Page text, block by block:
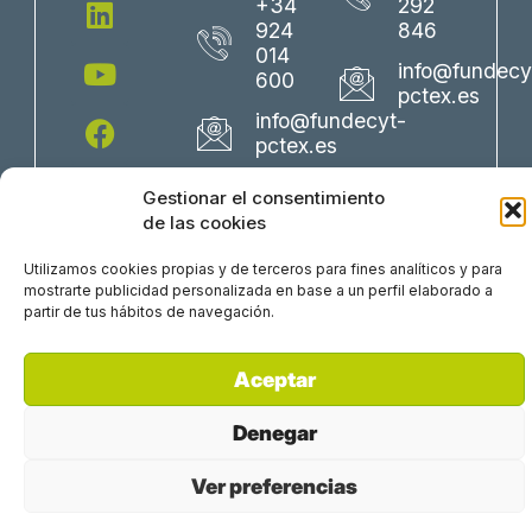
Gestionar el consentimiento
de las cookies
Utilizamos cookies propias y de terceros para fines analíticos y para
mostrarte publicidad personalizada en base a un perfil elaborado a
partir de tus hábitos de navegación.
Aceptar
Denegar
Ver preferencias
w
i
t
t
e
r
k
e
d
i
n
t
u
b
e
e
b
o
o
k
t
a
g
r
a
m
+34
924
014
600
info@fundecyt-
pctex.es
292
846
pctex.es
Trabaja con nosotros